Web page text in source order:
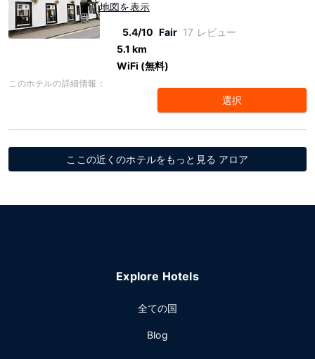
地図を表示
5.4/10 Fair 17 レビュー
5.1 km
WiFi (無料)
このホテルの詳細情報：
選択
ここの近くのホテルをもっと見る アロア
Explore Hotels
全ての国
Blog